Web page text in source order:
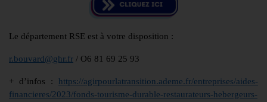
Le département RSE est à votre disposition :
r.bouvard@ghr.fr / O6 81 69 25 93
+ d’infos : https://agirpourlatransition.ademe.fr/entreprises/aides-
financieres/2023/fonds-tourisme-durable-restaurateurs-hebergeurs-